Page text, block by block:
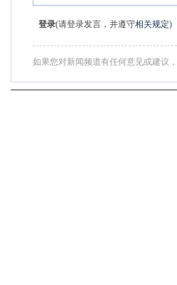
登录(请登录发言，并遵守相关规定)
如果您对新闻频道有任何意见或建议